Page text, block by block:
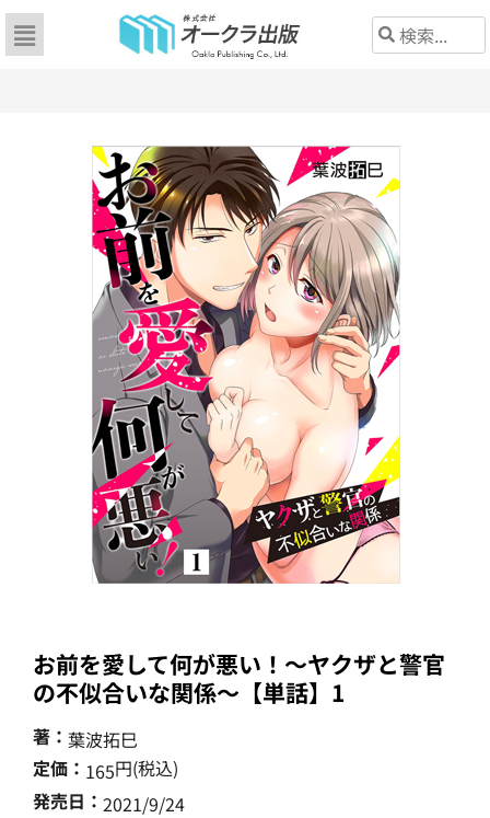
お前を愛して何が悪い！～ヤクザと警官
の不似合いな関係～【単話】1
著： 葉波拓巳
定価： 165円(税込)
発売日： 2021/9/24